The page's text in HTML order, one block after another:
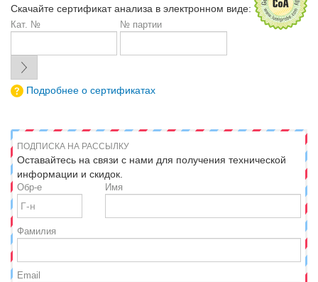
Скачайте сертификат анализа в электронном виде:
Кат. № № партии
Подробнее о сертификатах
ПОДПИСКА НА РАССЫЛКУ
Оставайтесь на связи с нами для получения технической
информации и скидок.
Обр-е Имя
Фамилия
Email